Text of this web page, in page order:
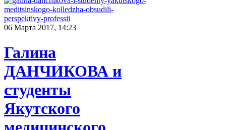
06 Марта 2017, 14:23
Галина
ДАНЧИКОВА и
студенты
Якутского